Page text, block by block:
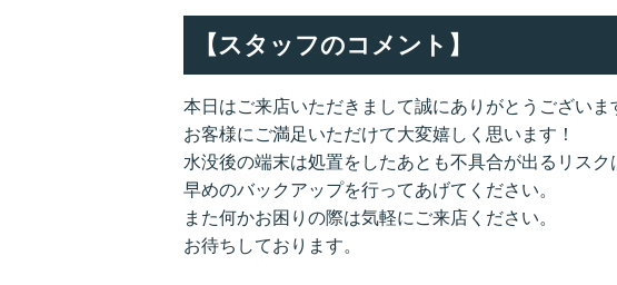
【スタッフのコメント】
本日はご来店いただきまして誠にありがとうございま
お客様にご満足いただけて大変嬉しく思います！
水没後の端末は処置をしたあとも不具合が出るリスク
早めのバックアップを行ってあげてください。
また何かお困りの際は気軽にご来店ください。
お待ちしております。